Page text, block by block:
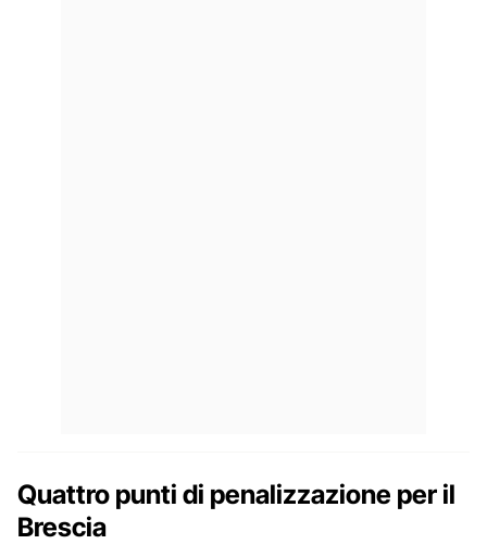
Quattro punti di penalizzazione per il
Brescia